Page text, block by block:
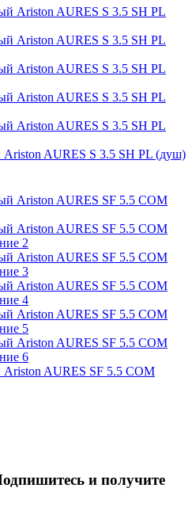
Ariston AURES S 3.5 SH PL (душ)
Ariston AURES SF 5.5 COM
и получите